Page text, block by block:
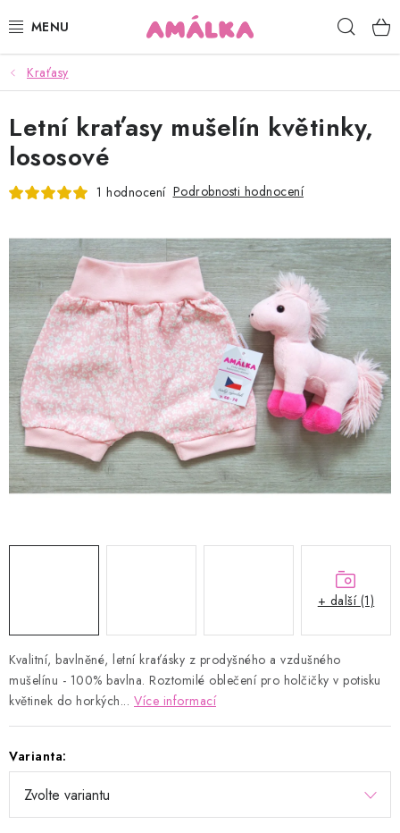
na
KOJENECKÉ, DĚTSKÉ OBLEČENÍ
ČEPICE, RUKAVICE, NÁKRČNÍKY
OSUŠKY, BRYNDÁKY, DEKY, DOPLŇKY
POUKAZY
KONTAKTY
HODNOCENÍ OBCHODU
Kontakty Proč AMÁLKA?
Doprava a platba
Tabulka velikostí
Postup pro vrácení a výměnu
Velkoobchod
Obchodní podmínky
Podmínky ochrany osobních údajů
Blog
Kraťasy
Kvalitní, bavlněné, letní kraťásky z prodyšného a vzdušného
mušelínu - 100% bavlna. Roztomilé oblečení pro holčičky v potisku
květinek do horkých... Více informací
Varianta:
Letní kraťasy mušelín květinky,
lososové
1 hodnocení Podrobnosti hodnocení
+ další (1)